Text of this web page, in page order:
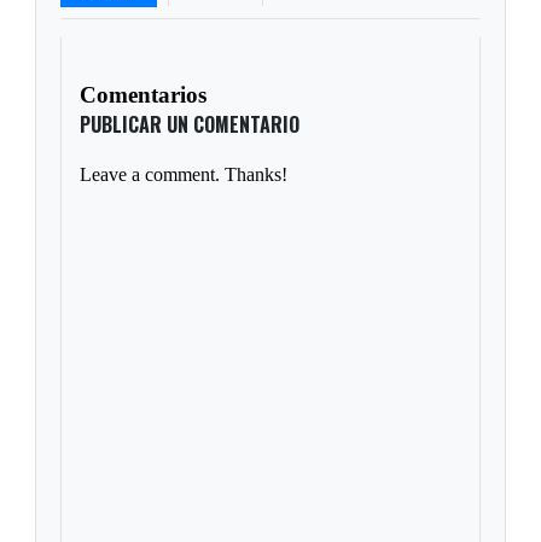
Comentarios
PUBLICAR UN COMENTARIO
Leave a comment. Thanks!